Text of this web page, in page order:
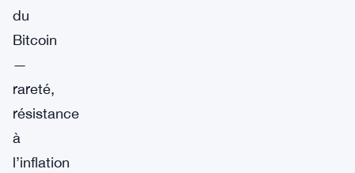
du
Bitcoin
—
rareté,
résistance
à
l’inflation